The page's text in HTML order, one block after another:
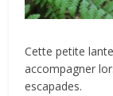
Cette petite
accompagner
escapades.